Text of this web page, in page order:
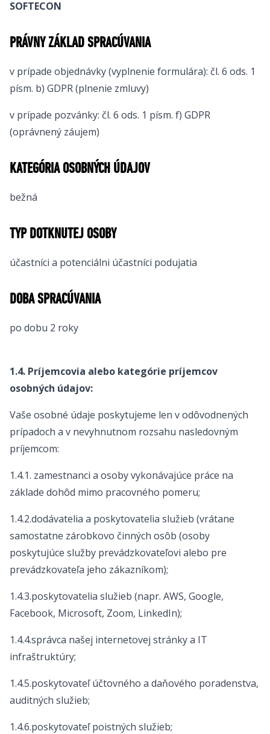
SOFTECON
PRÁVNY ZÁKLAD SPRACÚVANIA
v prípade objednávky (vyplnenie formulára): čl. 6 ods. 1
písm. b) GDPR (plnenie zmluvy)
v prípade pozvánky: čl. 6 ods. 1 písm. f) GDPR
(oprávnený záujem)
KATEGÓRIA OSOBNÝCH ÚDAJOV
bežná
TYP DOTKNUTEJ OSOBY
účastníci a potenciálni účastníci podujatia
DOBA SPRACÚVANIA
po dobu 2 roky
1.4. Príjemcovia alebo kategórie príjemcov
osobných údajov:
Vaše osobné údaje poskytujeme len v odôvodnených
prípadoch a v nevyhnutnom rozsahu nasledovným
príjemcom:
1.4.1. zamestnanci a osoby vykonávajúce práce na
základe dohôd mimo pracovného pomeru;
1.4.2.dodávatelia a poskytovatelia služieb (vrátane
samostatne zárobkovo činných osôb (osoby
poskytujúce služby prevádzkovateľovi alebo pre
prevádzkovateľa jeho zákazníkom);
1.4.3.poskytovatelia služieb (napr. AWS, Google,
Facebook, Microsoft, Zoom, LinkedIn);
1.4.4.správca našej internetovej stránky a IT
infraštruktúry;
1.4.5.poskytovateľ účtovného a daňového poradenstva,
auditných služieb;
1.4.6.poskytovateľ poistných služieb;